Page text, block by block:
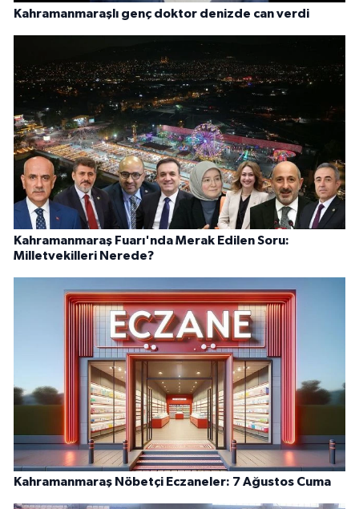
Kahramanmaraşlı genç doktor denizde can verdi
Kahramanmaraş Fuarı'nda Merak Edilen Soru:
Milletvekilleri Nerede?
Kahramanmaraş Nöbetçi Eczaneler: 7 Ağustos Cuma